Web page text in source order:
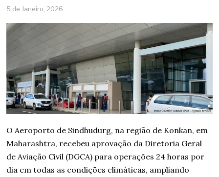
5 de Janeiro, 2026
O Aeroporto de Sindhudurg, na região de Konkan, em
Maharashtra, recebeu aprovação da Diretoria Geral
de Aviação Civil (DGCA) para operações 24 horas por
dia em todas as condições climáticas, ampliando